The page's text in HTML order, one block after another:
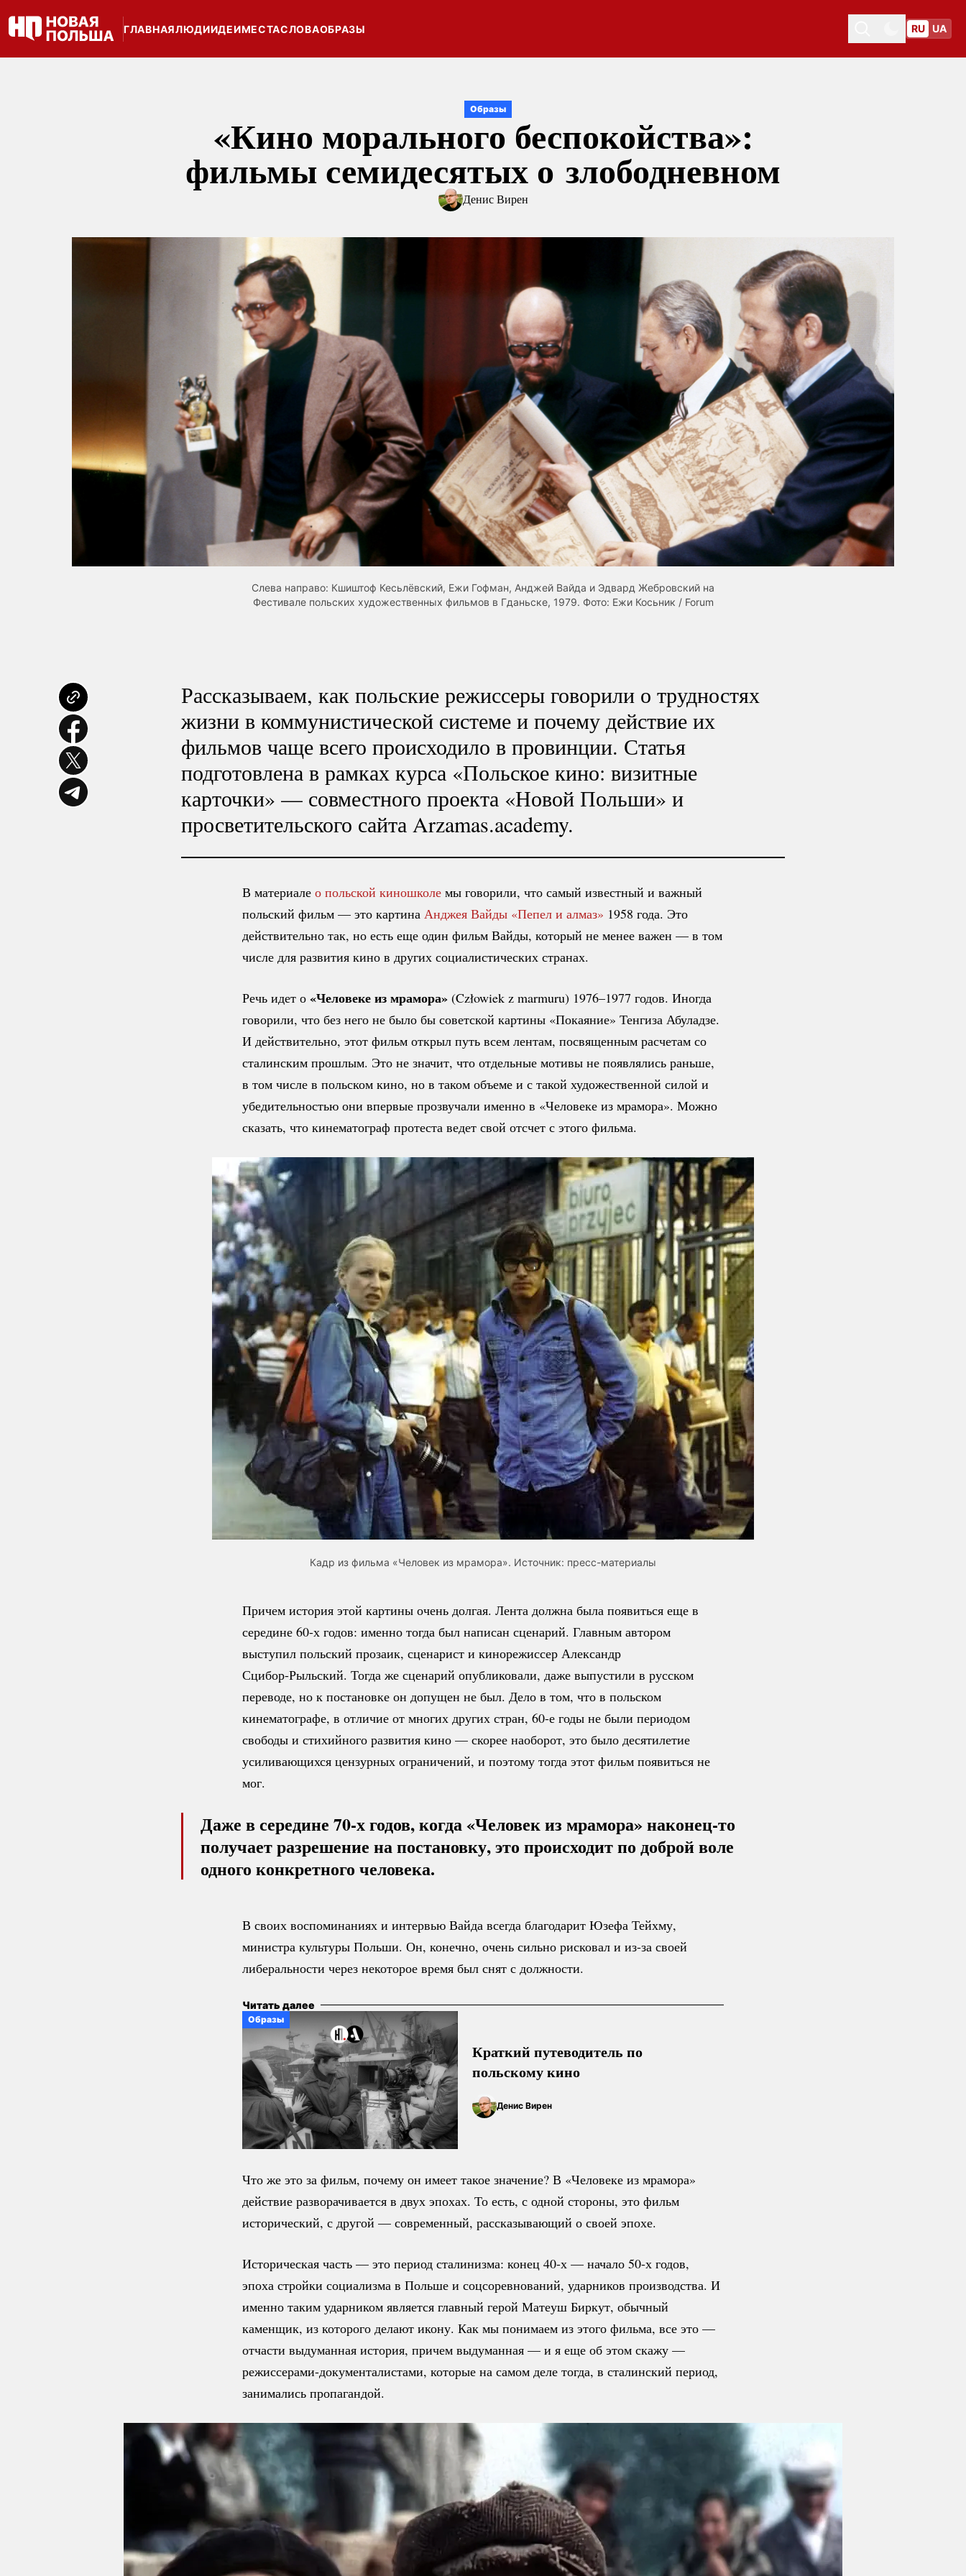
ГЛАВНАЯЛЮДИИДЕИМЕСТАСЛОВАОБРАЗЫ
Toggle themeToggle theme
RU UA
Образы
«Кино морального беспокойства»:
фильмы семидесятых о злободневном
Денис Вирен
Слева направо: Кшиштоф Кесьлёвский, Ежи Гофман, Анджей Вайда и Эдвард Жебровский на
Фестивале польских художественных фильмов в Гданьске, 1979. Фото: Ежи Косьник / Forum
Рассказываем, как польские режиссеры говорили о трудностях
жизни в коммунистической системе и почему действие их
фильмов чаще всего происходило в провинции. Статья
подготовлена в рамках курса «Польское кино: визитные
карточки» — совместного проекта «Новой Польши» и
просветительского сайта Arzamas.academy.
В материале о польской киношколе мы говорили, что самый известный и важный
польский фильм — это картина Анджея Вайды «Пепел и алмаз» 1958 года. Это
действительно так, но есть еще один фильм Вайды, который не менее важен — в том
числе для развития кино в других социалистических странах.
Речь идет о «Человеке из мрамора» (Człowiek z marmuru) 1976–1977 годов. Иногда
говорили, что без него не было бы советской картины «Покаяние» Тенгиза Абуладзе.
И действительно, этот фильм открыл путь всем лентам, посвященным расчетам со
сталинским прошлым. Это не значит, что отдельные мотивы не появлялись раньше,
в том числе в польском кино, но в таком объеме и с такой художественной силой и
убедительностью они впервые прозвучали именно в «Человеке из мрамора». Можно
сказать, что кинематограф протеста ведет свой отсчет с этого фильма.
Кадр из фильма «Человек из мрамора». Источник: пресс-материалы
Причем история этой картины очень долгая. Лента должна была появиться еще в
середине 60-х годов: именно тогда был написан сценарий. Главным автором
выступил польский прозаик, сценарист и кинорежиссер Александр
Сцибор-Рыльский. Тогда же сценарий опубликовали, даже выпустили в русском
переводе, но к постановке он допущен не был. Дело в том, что в польском
кинематографе, в отличие от многих других стран, 60-е годы не были периодом
свободы и стихийного развития кино — скорее наоборот, это было десятилетие
усиливающихся цензурных ограничений, и поэтому тогда этот фильм появиться не
мог.
Даже в середине 70-х годов, когда «Человек из мрамора»наконец-то
получает разрешение на постановку, это происходит по доброй воле
одного конкретного человека.
В своих воспоминаниях и интервью Вайда всегда благодарит Юзефа Тейхму,
министра культуры Польши. Он, конечно, очень сильно рисковал и из-за своей
либеральности через некоторое время был снят с должности.
Читать далее
Образы
Краткий путеводитель по
польскому кино
Денис Вирен
Что же это за фильм, почему он имеет такое значение? В «Человеке из мрамора»
действие разворачивается в двух эпохах. То есть, с одной стороны, это фильм
исторический, с другой — современный, рассказывающий о своей эпохе.
Историческая часть — это период сталинизма: конец 40-х — начало 50-х годов,
эпоха стройки социализма в Польше и соцсоревнований, ударников производства. И
именно таким ударником является главный герой Матеуш Биркут, обычный
каменщик, из которого делают икону. Как мы понимаем из этого фильма, все это —
отчасти выдуманная история, причем выдуманная — и я еще об этом скажу —
режиссерами-документалистами, которые на самом деле тогда, в сталинский период,
занимались пропагандой.